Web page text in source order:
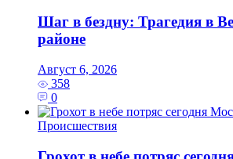
Шаг в бездну: Трагедия в
районе
Август 6, 2026
358
0
Происшествия